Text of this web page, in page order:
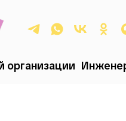
организации